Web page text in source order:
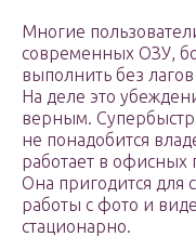
Многие
современных ОЗУ,
выполнить без
На деле это
верным.
не понадобится
работает в офисных
Она пригодится для
работы с фото и
стационарно.